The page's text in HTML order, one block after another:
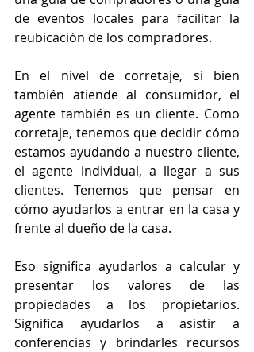
de eventos locales para facilitar la
reubicación de los compradores.
En el nivel de corretaje, si bien
también atiende al consumidor, el
agente también es un cliente. Como
corretaje, tenemos que decidir cómo
estamos ayudando a nuestro cliente,
el agente individual, a llegar a sus
clientes. Tenemos que pensar en
cómo ayudarlos a entrar en la casa y
frente al dueño de la casa.
Eso significa ayudarlos a calcular y
presentar los valores de las
propiedades a los propietarios.
Significa ayudarlos a asistir a
conferencias y brindarles recursos